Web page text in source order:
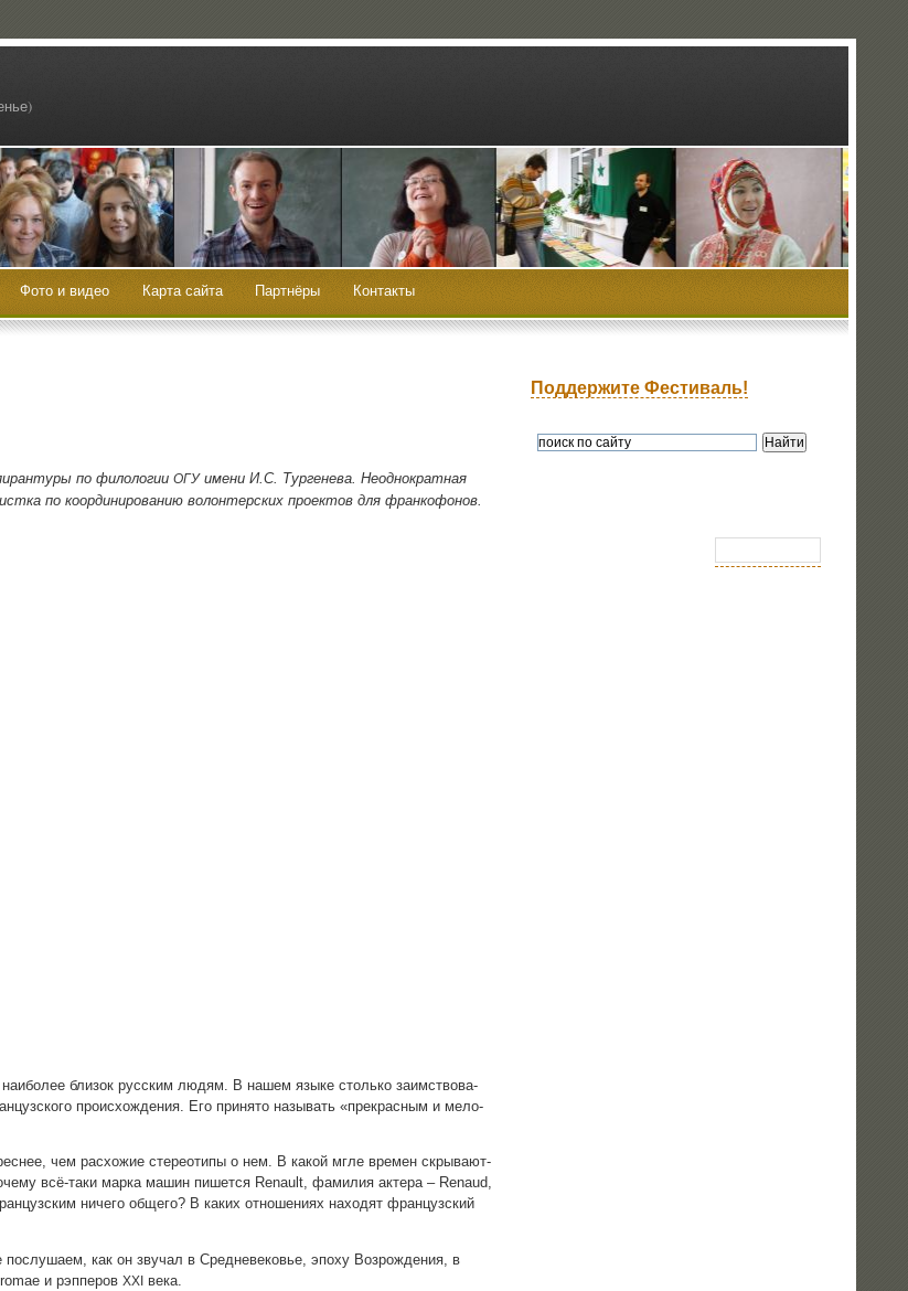
Фото и видео Карта сайта Партнёры Контакты
по фило­ло­гииОГУиме­ни И.С. Тур­ге­не­ва. Неод­но­крат­ная
по коор­ди­ни­ро­ва­нию волон­тер­ских про­ек­тов для франкофонов.
бли­зок рус­ским людям. В нашем язы­ке столь­ко заим­ство­ва­
про­ис­хож­де­ния. Его при­ня­то назы­вать «пре­крас­ным и мело­
чем рас­хо­жие сте­рео­ти­пы о нем. В какой мгле вре­мен скры­ва­ют­
всё-таки мар­ка машин пишет­ся Renault, фами­лия акте­ра – Renaud,
ниче­го обще­го? В каких отно­ше­ни­ях нахо­дят фран­цуз­ский
как он зву­чал в Сред­не­ве­ко­вье, эпо­ху Воз­рож­де­ния, в
и рэп­пе­ровXXI века.
Поддержите Фестиваль!